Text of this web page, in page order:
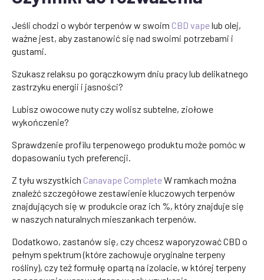
Jeśli chodzi o wybór terpenów w swoim CBD vapelub olej,
ważne jest, aby zastanowić się nad swoimi potrzebami i
gustami.
Szukasz relaksu po gorączkowym dniu pracy lub delikatnego
zastrzyku energii i jasności?
Lubisz owocowe nuty czy wolisz subtelne, ziołowe
wykończenie?
Sprawdzenie profilu terpenowego produktu może pomóc w
dopasowaniu tych preferencji.
Z tyłu wszystkich Canavape CompleteW ramkach można
znaleźć szczegółowe zestawienie kluczowych terpenów
znajdujących się w produkcie oraz ich %, który znajduje się
w naszych naturalnych mieszankach terpenów.
Dodatkowo, zastanów się, czy chcesz waporyzować CBD o
pełnym spektrum (które zachowuje oryginalne terpeny
rośliny), czy też formułę opartą na izolacie, w której terpeny